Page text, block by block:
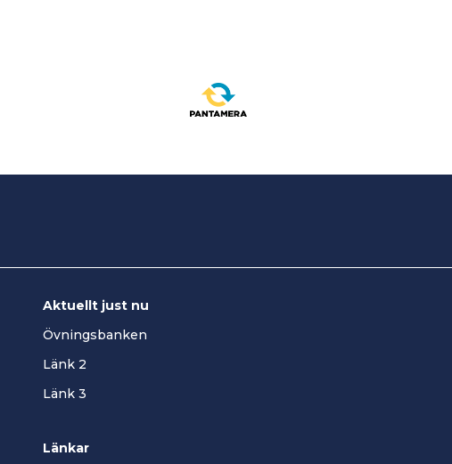
Aktuellt just nu
Övningsbanken
Länk 2
Länk 3
Länkar